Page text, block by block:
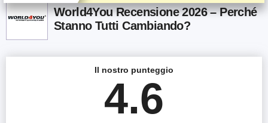
World4You Recensione 2026 – Perché
Stanno Tutti Cambiando?
Il nostro punteggio
4.6